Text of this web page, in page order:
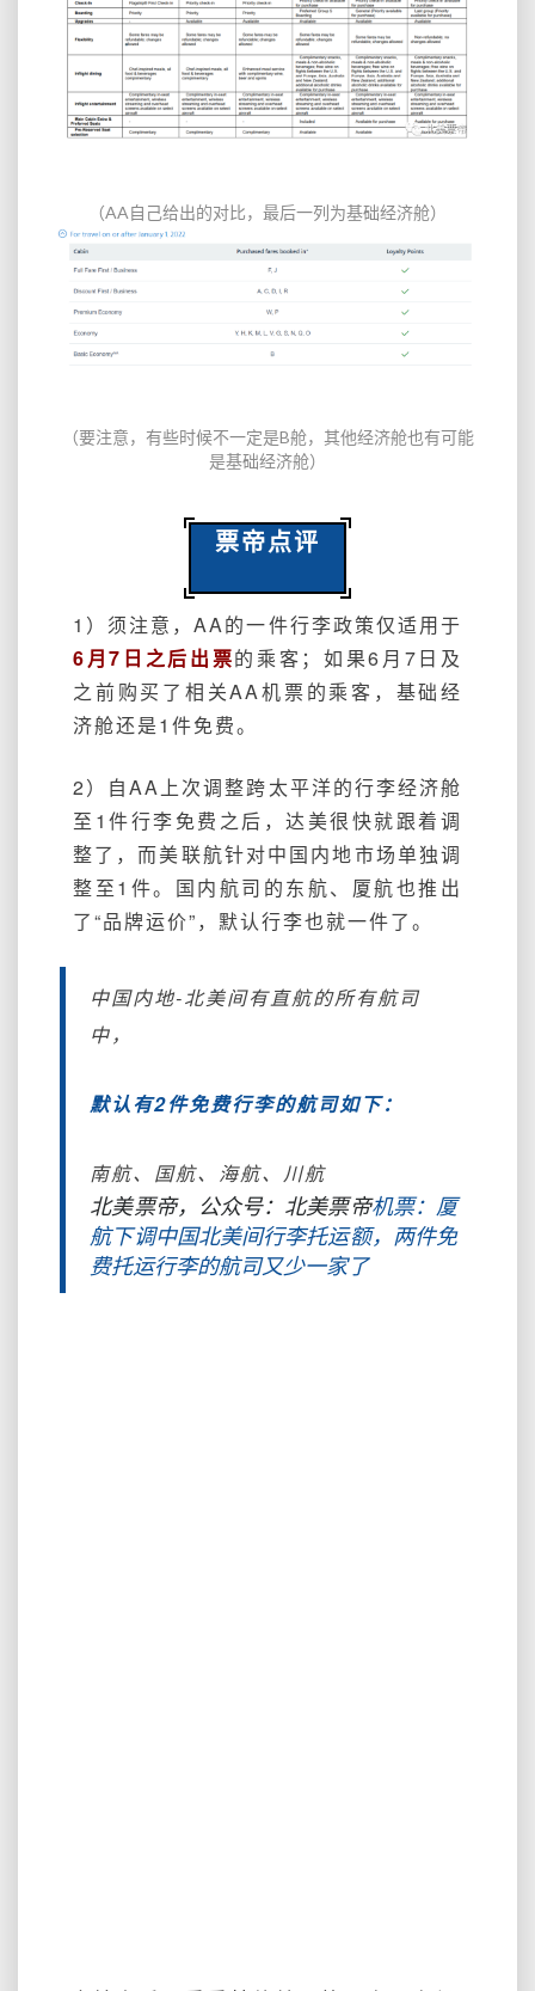
（AA自己给出的对比，最后一列为基础经济舱）
（要注意，有些时候不一定是B舱，其他经济舱也有可能
是基础经济舱）
票帝点评
1）须注意，AA的一件行李政策仅适用于
6月7日之后出票的乘客；如果6月7日及
之前购买了相关AA机票的乘客，基础经
济舱还是1件免费。
2）自AA上次调整跨太平洋的行李经济舱
至1件行李免费之后，达美很快就跟着调
整了，而美联航针对中国内地市场单独调
整至1件。国内航司的东航、厦航也推出
了“品牌运价”，默认行李也就一件了。
中国内地-北美间有直航的所有航司
中，
默认有2件免费行李的航司如下：
南航、国航、海航、川航
北美票帝，公众号：北美票帝机票：厦
航下调中国北美间行李托运额，两件免
费托运行李的航司又少一家了